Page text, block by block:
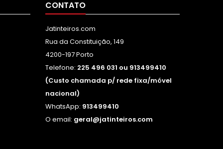
CONTATO
Jatinteiros.com
Rua da Constituição, 149
4200-197 Porto
Telefone: 225 496 031 ou 913499410
(Custo chamada p/ rede fixa/móvel
nacional)
WhatsApp: 913499410
O email: geral@jatinteiros.com